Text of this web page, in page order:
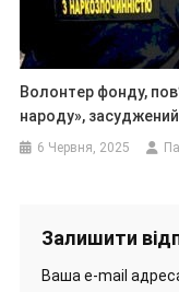
Волонтер фонду,
народу»,
6 Червня, 2025
Залишити
Ваша e-mail